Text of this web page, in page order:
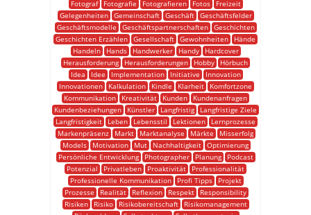
Fotograf
Fotografie Fotografieren Fotos
Freizeit
Gelegenheiten
Gemeinschaft Geschäft
Geschäftsfelder
Geschäftsmodelle
Geschäftspartnerschaften
Geschichten
Geschichten Erzählen Gesellschaft Gewohnheiten
Hände
Handeln
Hands Handwerker Handy
Hardcover
Herausforderung
Herausforderungen Hobby
Hörbuch
Idea
Idee Implementation Initiative
Innovation
Innovationen
Kalkulation Kindle Klarheit
Komfortzone
Kommunikation
Kreativität Kunden
Kundenanfragen
Kundenbeziehungen
Künstler Langfristig
Langfristige Ziele
Langfristigkeit
Leben Lebensstil Lektionen
Lernprozesse
Markenpräsenz
Markt Marktanalyse Märkte
Misserfolg
Models
Motivation Mut Nachhaltigkeit Optimierung
Persönliche Entwicklung
Photographer Planung
Podcast
Potenzial
Privatleben Proaktivität
Professionalität
Professionelle Kommunikation
Profi Tipps
Projekt
Prozesse
Realität Reflexion Respekt
Responsibility
Risiken
Risiko Risikobereitschaft
Risikomanagement